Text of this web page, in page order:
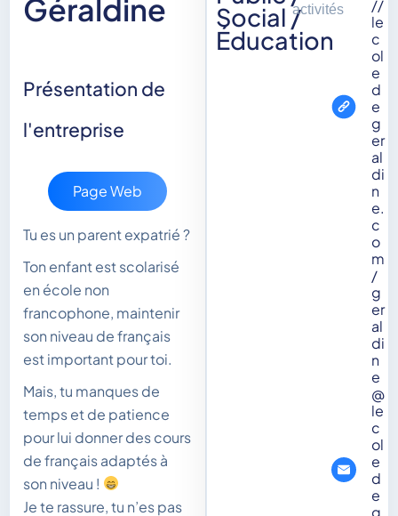
Géraldine
Présentation de
l'entreprise
Page Web
Tu es un parent expatrié ?
Ton enfant est scolarisé
en école non
francophone, maintenir
son niveau de français
est important pour toi.
Mais, tu manques de
temps et de patience
pour lui donner des cours
de français adaptés à
son niveau !
Je te rassure, tu n’es pas
Social /
Éducation
activités
//
le
c
ol
e
d
e
g
er
al
di
n
e.
c
o
m
/
g
er
al
di
n
e
@
le
c
ol
e
d
e
g